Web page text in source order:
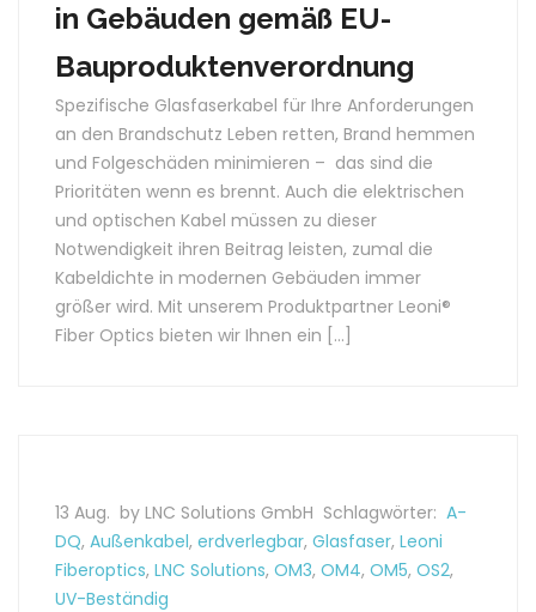
in Gebäuden gemäß EU-
Bauproduktenverordnung
Spezifische Glasfaserkabel für Ihre Anforderungen
an den Brandschutz Leben retten, Brand hemmen
und Folgeschäden minimieren – das sind die
Prioritäten wenn es brennt. Auch die elektrischen
und optischen Kabel müssen zu dieser
Notwendigkeit ihren Beitrag leisten, zumal die
Kabeldichte in modernen Gebäuden immer
größer wird. Mit unserem Produktpartner Leoni®
Fiber Optics bieten wir Ihnen ein […]
13 Aug. by LNC Solutions GmbH Schlagwörter: A-
DQ, Außenkabel, erdverlegbar, Glasfaser, Leoni
Fiberoptics, LNC Solutions, OM3, OM4, OM5, OS2,
UV-Beständig